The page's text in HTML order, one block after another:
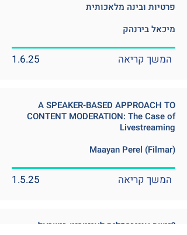
פרטיות ובינה מלאכותית
מיכאל בירנהק
המשך קריאה 1.6.25
A SPEAKER-BASED APPROACH TO
CONTENT MODERATION: The Case of
Livestreaming
Maayan Perel (Filmar)
המשך קריאה 1.5.25
גישה אוניברסלית לאינטרנט בישראל?